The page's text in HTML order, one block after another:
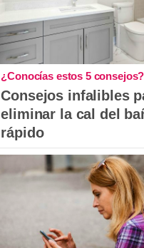
¿Conocías estos 5 consejos?
Consejos infalibles
eliminar la cal del
rápido